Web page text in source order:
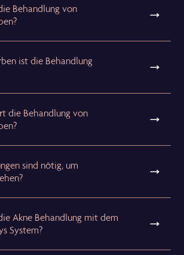
Behandlung von
ist die Behandlung
die Behandlung von
sind nötig, um
Akne Behandlung mit dem
System?